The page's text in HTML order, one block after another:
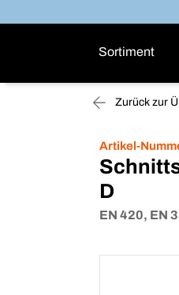
Sortiment
Zurück zur
Artikel-
D
EN 420, EN